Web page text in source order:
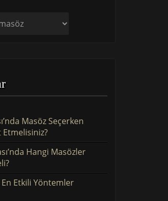
Masöz Seçerken
Hangi Masözler
En Etkili Yöntemler